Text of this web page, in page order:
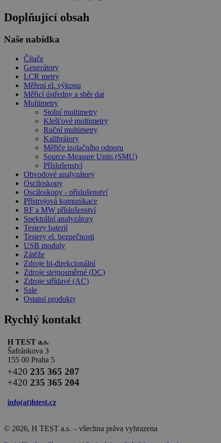
Doplňující obsah
Naše nabídka
Čítače
Generátory
LCR metry
Měření el. výkonu
Měřicí ústředny a sběr dat
Multimetry
Stolní multimetry
Klešťové multimetry
Ruční multimetry
Kalibrátory
Měřiče izolačního odporu
Source-Measure Units (SMU)
Příslušenství
Obvodové analyzátory
Osciloskopy
Osciloskopy - příslušenství
Přístrojová komunikace
RF a MW příslušenství
Spektrální analyzátory
Testery baterií
Testery el. bezpečnosti
USB moduly
Zátěže
Zdroje bi-direkcionální
Zdroje stejnosměrné (DC)
Zdroje střídavé (AC)
Sale
Ostatní produkty
Rychlý kontakt
H TEST a.s.
Šafránkova 3
155 00 Praha 5
+420 235 365 207
+420 235 365 204
info(at)htest.cz
© 2026, H TEST a.s. – všechna práva vyhrazena